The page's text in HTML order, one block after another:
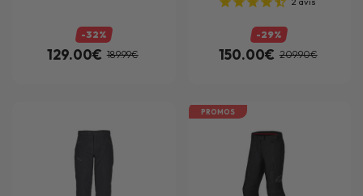
-32%
129.00€ 189.99€
-29%
150.00€ 209.90€
PROMOS